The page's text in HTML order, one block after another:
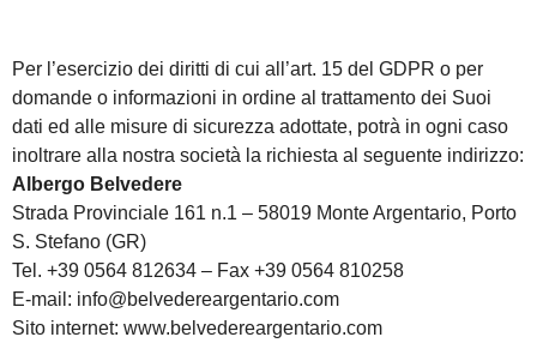
Per l’esercizio dei diritti di cui all’art. 15 del GDPR o per
domande o informazioni in ordine al trattamento dei Suoi
dati ed alle misure di sicurezza adottate, potrà in ogni caso
inoltrare alla nostra società la richiesta al seguente indirizzo:
Albergo Belvedere
Strada Provinciale 161 n.1 – 58019 Monte Argentario, Porto
S. Stefano (GR)
Tel. +39 0564 812634 – Fax +39 0564 810258
E-mail: info@belvedereargentario.com
Sito internet: www.belvedereargentario.com